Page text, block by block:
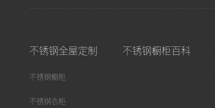
不锈钢全屋定制
不锈钢橱柜
不锈钢衣柜
不锈钢橱柜百科